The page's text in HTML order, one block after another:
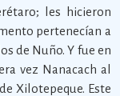
les hicieron
pertenecían a
de Nuño. Y fue en
vez Nanacach al
Xilotepeque. Este